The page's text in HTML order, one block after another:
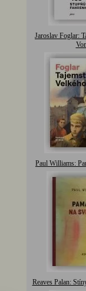
Jaroslav Foglar:
Paul Williams:
Reaves Palan: